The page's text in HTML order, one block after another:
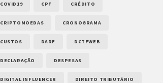
COVID19 CPF CRÉDITO
CRIPTOMOEDAS CRONOGRAMA
CUSTOS DARF DCTFWEB
DECLARAÇÃO DESPESAS
DIGITAL INFLUENCER DIREITO TRIBUTÁRIO